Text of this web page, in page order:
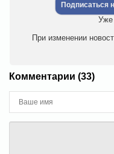
Подписаться
Уже
При изменении
Комментарии (33)